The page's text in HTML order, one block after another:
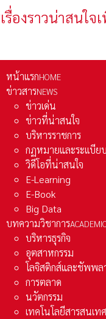
องราวน่าสนใ
หน้าแรกHOME
ข่าวสารNEWS
ข่าวเด่น
ข่าวที่น่าสนใจ
บริหารราชการ
กฏหมายและระเเบียบ
วิดีโอที่น่าสนใจ
E-Learning
E-Book
Big Data
บทความวิชาการACADEMIC
บริหารธุรกิจ
อุตสาหกรรม
โลจิสติกส์และชัพพล
การตลาด
นวัตกรรม
เทคโนโลยีสารสนเทศ